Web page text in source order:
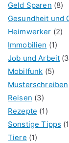
Geld Sparen (8)
Gesundheit und
Heimwerker (2)
Immobilien (1)
Job und Arbeit
Mobilfunk (5)
Musterschreiben
Reisen (3)
Rezepte (1)
Sonstige Tipps
Tiere (1)